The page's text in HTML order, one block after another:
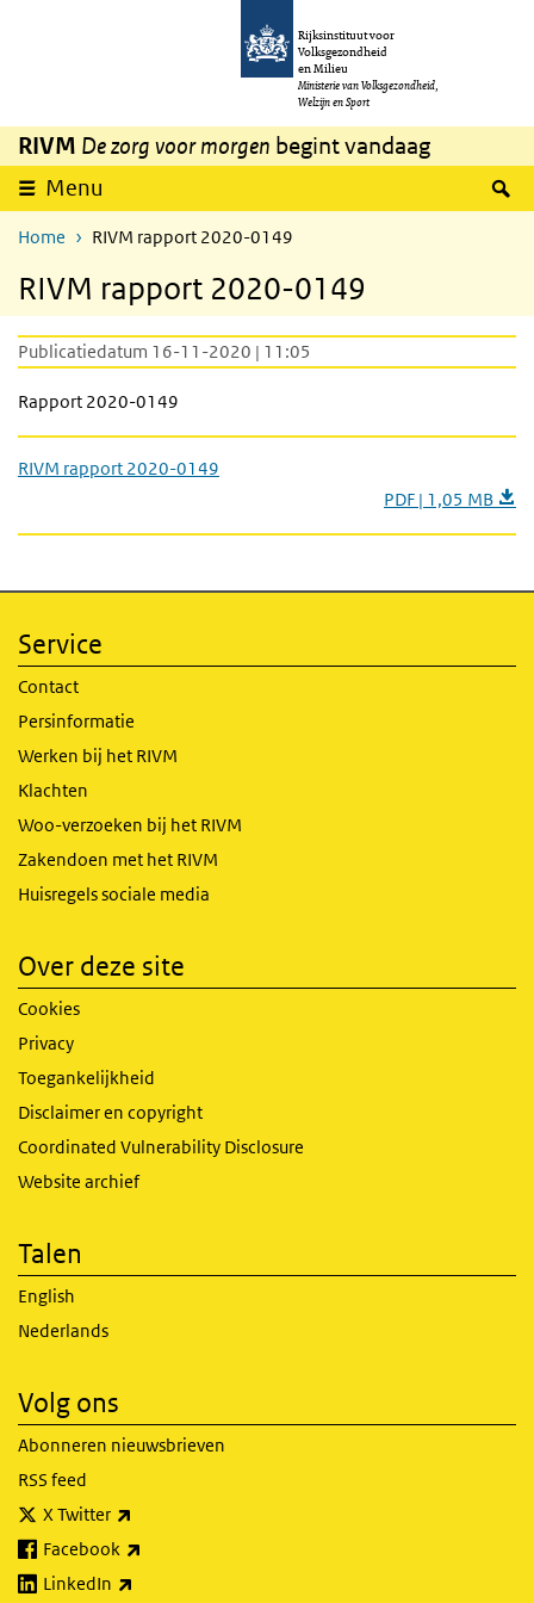
Overslaan en naar de inhoud gaan
Rijksinstituut voor
Volksgezondheid
en Milieu
Ministerie van Volksgezondheid,
Welzijn en Sport
RIVM De zorg voor morgen begint vandaag
Menu
Home RIVM rapport 2020-0149
RIVM rapport 2020-0149
Publicatiedatum 16-11-2020 | 11:05
Rapport 2020-0149
RIVM rapport 2020-0149
PDF | 1,05 MB
Service
Contact
Persinformatie
Werken bij het RIVM
Klachten
Woo-verzoeken bij het RIVM
Zakendoen met het RIVM
Huisregels sociale media
Over deze site
Cookies
Privacy
Toegankelijkheid
Disclaimer en copyright
Coordinated Vulnerability Disclosure
Website archief
Talen
English
Nederlands
Volg ons
Abonneren nieuwsbrieven
RSS feed
X Twitter
Facebook
LinkedIn